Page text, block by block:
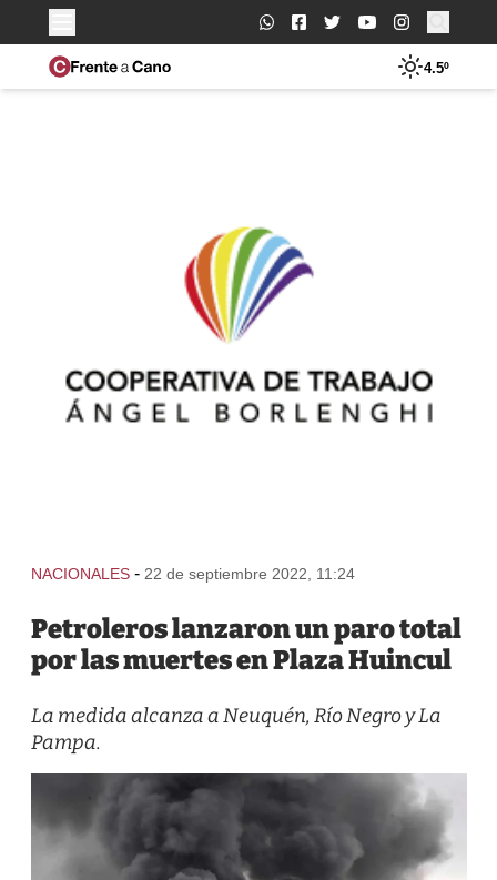
Buscar:
4.5º
NACIONALES - 22 de septiembre 2022, 11:24
Petroleros lanzaron un paro total
por las muertes en Plaza Huincul
La medida alcanza a Neuquén, Río Negro y La
Pampa.